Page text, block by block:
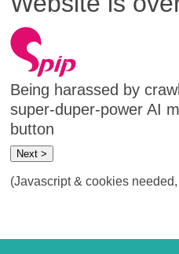
Being harassed by
super-duper-power AI
button
Next >
(Javascript & cookies needed,